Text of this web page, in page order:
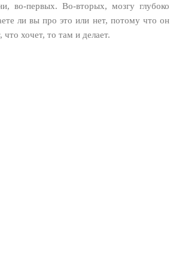
во-первых. Во-вторых, мозгу глубоко
ли вы про это или нет, потому что он
хочет, то там и делает.